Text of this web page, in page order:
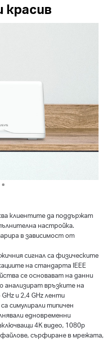
клиентите да поддържат
настройка.
в зависимост от
сигнал са физическите
на стандарта IEEE
се основават на данни
връзките на
и 2,4 GHz ленти
симулирали типичен
едновременни
4K видео, 1080p
сърфиране в мрежата,